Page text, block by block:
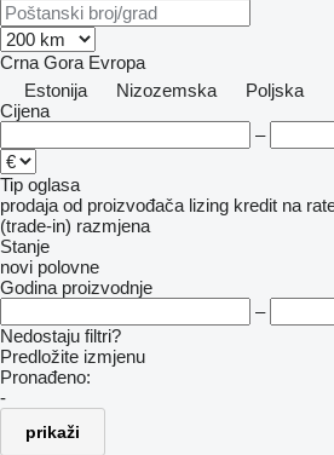
Crna Gora Evropa
Estonija
Nizozemska
Poljska
Cijena
–
Tip oglasa
prodaja od proizvođača lizing kredit na
(trade-in) razmjena
Stanje
novi polovne
Godina proizvodnje
–
Nedostaju filtri?
Predložite izmjenu
Pronađeno:
-
prikaži